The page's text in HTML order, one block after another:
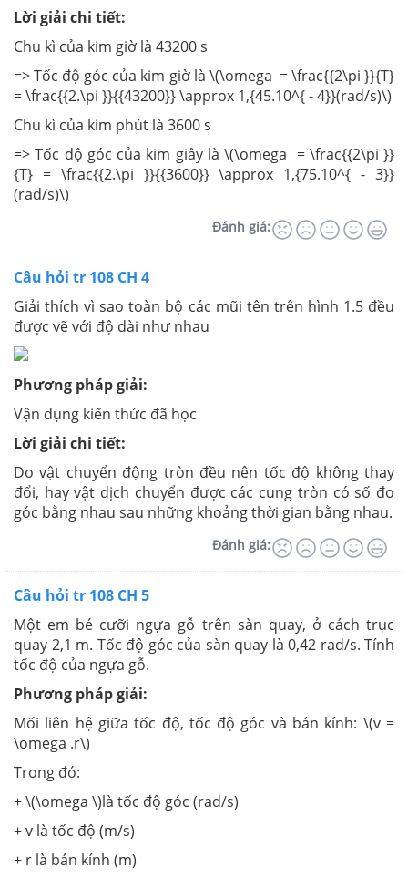
Lời giải chi tiết:
Chu kì của kim giờ là 43200 s
=> Tốc độ góc của kim giờ là \(\omega = \frac{{2\pi }}{T}
= \frac{{2.\pi }}{{43200}} \approx 1,{45.10^{ - 4}}(rad/s)\)
Chu kì của kim phút là 3600 s
=> Tốc độ góc của kim giây là \(\omega = \frac{{2\pi }}
{T} = \frac{{2.\pi }}{{3600}} \approx 1,{75.10^{ - 3}}
(rad/s)\)
Đánh giá:
Câu hỏi tr 108 CH 4
Giải thích vì sao toàn bộ các mũi tên trên hình 1.5 đều
được vẽ với độ dài như nhau
Phương pháp giải:
Vận dụng kiến thức đã học
Lời giải chi tiết:
Do vật chuyển động tròn đều nên tốc độ không thay
đổi, hay vật dịch chuyển được các cung tròn có số đo
góc bằng nhau sau những khoảng thời gian bằng nhau.
Đánh giá:
Câu hỏi tr 108 CH 5
Một em bé cưỡi ngựa gỗ trên sàn quay, ở cách trục
quay 2,1 m. Tốc độ góc của sàn quay là 0,42 rad/s. Tính
tốc độ của ngựa gỗ.
Phương pháp giải:
Mối liên hệ giữa tốc độ, tốc độ góc và bán kính: \(v =
\omega .r\)
Trong đó:
+ \(\omega \)là tốc độ góc (rad/s)
+ v là tốc độ (m/s)
+ r là bán kính (m)